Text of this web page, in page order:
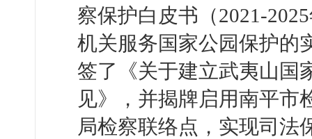
察保护白皮书（2021-
机关服务国家公园保护的
签了《关于建立武夷山国
见》，并揭牌启用南平市
局检察联络点，实现司法